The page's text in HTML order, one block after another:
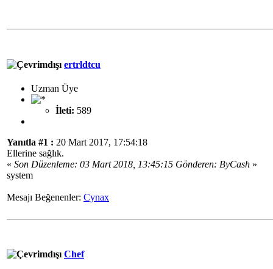
ertrldtcu
Uzman Üye
İleti: 589
Yanıtla #1 : 20 Mart 2017, 17:54:18
Ellerine sağlık.
« Son Düzenleme: 03 Mart 2018, 13:45:15 Gönderen: ByCash »
system
Mesajı Beğenenler: Cynax
Chef